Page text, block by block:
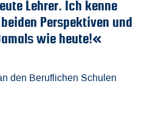
Lehrer. Ich kenne
Perspektiven und
wie heute!«
den Beruflichen Schulen